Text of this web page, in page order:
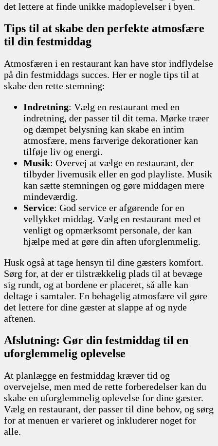
det lettere at finde unikke madoplevelser i byen.
Tips til at skabe den perfekte atmosfære
til din festmiddag
Atmosfæren i en restaurant kan have stor indflydelse
på din festmiddags succes. Her er nogle tips til at
skabe den rette stemning:
Indretning: Vælg en restaurant med en
indretning, der passer til dit tema. Mørke træer
og dæmpet belysning kan skabe en intim
atmosfære, mens farverige dekorationer kan
tilføje liv og energi.
Musik: Overvej at vælge en restaurant, der
tilbyder livemusik eller en god playliste. Musik
kan sætte stemningen og gøre middagen mere
mindeværdig.
Service: God service er afgørende for en
vellykket middag. Vælg en restaurant med et
venligt og opmærksomt personale, der kan
hjælpe med at gøre din aften uforglemmelig.
Husk også at tage hensyn til dine gæsters komfort.
Sørg for, at der er tilstrækkelig plads til at bevæge
sig rundt, og at bordene er placeret, så alle kan
deltage i samtaler. En behagelig atmosfære vil gøre
det lettere for dine gæster at slappe af og nyde
aftenen.
Afslutning: Gør din festmiddag til en
uforglemmelig oplevelse
At planlægge en festmiddag kræver tid og
overvejelse, men med de rette forberedelser kan du
skabe en uforglemmelig oplevelse for dine gæster.
Vælg en restaurant, der passer til dine behov, og sørg
for at menuen er varieret og inkluderer noget for
alle.